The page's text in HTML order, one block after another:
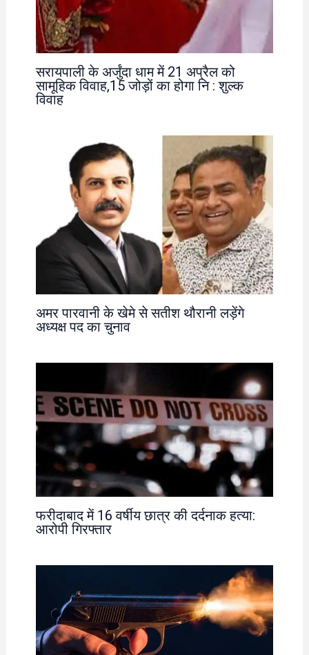
सरायपाली के अर्जुंदा धाम में 21 अप्रैल को
सामूहिक विवाह,15 जोड़ों का होगा नि : शुल्क
विवाह
अमर पारवानी के खेमे से सतीश थौरानी लड़ेंगे
अध्यक्ष पद का चुनाव
फरीदाबाद में 16 वर्षीय छात्र की दर्दनाक हत्या:
आरोपी गिरफ्तार